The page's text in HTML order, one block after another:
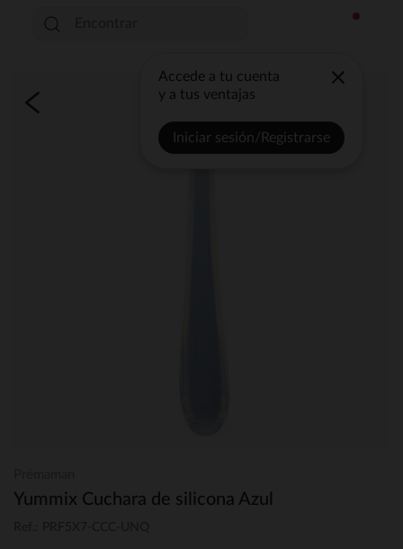
Accede a tu cuenta
y a tus ventajas
Iniciar sesión/Registrarse
Yummix Cuchara de silicona Azul